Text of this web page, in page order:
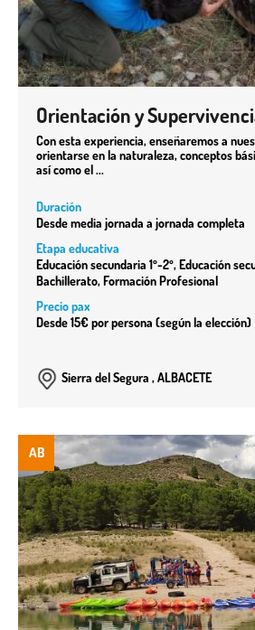
Orientación y
Con esta experiencia, enseñaremos a
orientarse en la naturaleza, conceptos
así como el ...
Duración
Desde media jornada a jornada completa
Etapa educativa
Educación secundaria 1º-2º, Educación
Bachillerato, Formación Profesional
Precio pax
Desde 15€ por persona (según la elección)
Sierra del Segura , ALBACETE
AB